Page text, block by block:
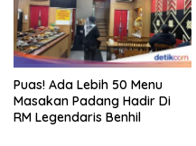
Puas! Ada Lebih 50 Menu
Masakan Padang Hadir Di
RM Legendaris Benhil